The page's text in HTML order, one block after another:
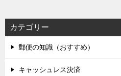
カテゴリー
郵便の知識（おすすめ）
キャッシュレス決済